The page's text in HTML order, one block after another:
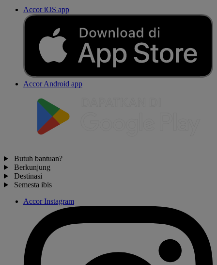
Accor iOS app
Accor Android app
Butuh bantuan?
Berkunjung
Destinasi
Semesta ibis
Accor Instagram